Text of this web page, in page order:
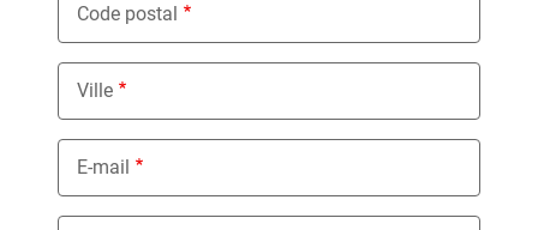
Code postal
Ville
E-mail